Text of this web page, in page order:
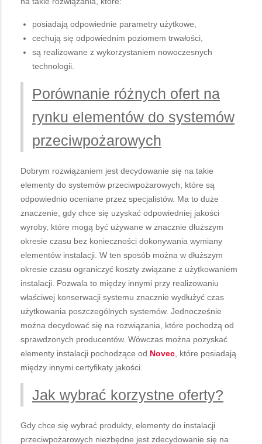
posiadają odpowiednie parametry użytkowe,
cechują się odpowiednim poziomem trwałości,
są realizowane z wykorzystaniem nowoczesnych
technologii.
Porównanie różnych ofert na
rynku elementów do systemów
przeciwpożarowych
Dobrym rozwiązaniem jest decydowanie się na takie
elementy do systemów przeciwpożarowych, które są
odpowiednio oceniane przez specjalistów. Ma to duże
znaczenie, gdy chce się uzyskać odpowiedniej jakości
wyroby, które mogą być używane w znacznie dłuższym
okresie czasu bez konieczności dokonywania wymiany
elementów instalacji. W ten sposób można w dłuższym
okresie czasu ograniczyć koszty związane z użytkowaniem
instalacji. Pozwala to między innymi przy realizowaniu
właściwej konserwacji systemu znacznie wydłużyć czas
użytkowania poszczególnych systemów. Jednocześnie
można decydować się na rozwiązania, które pochodzą od
sprawdzonych producentów. Wówczas można pozyskać
elementy instalacji pochodzące od Novec, które posiadają
między innymi certyfikaty jakości.
Jak wybrać korzystne oferty?
Gdy chce się wybrać produkty, elementy do instalacji
przeciwpożarowych niezbędne jest zdecydowanie się na